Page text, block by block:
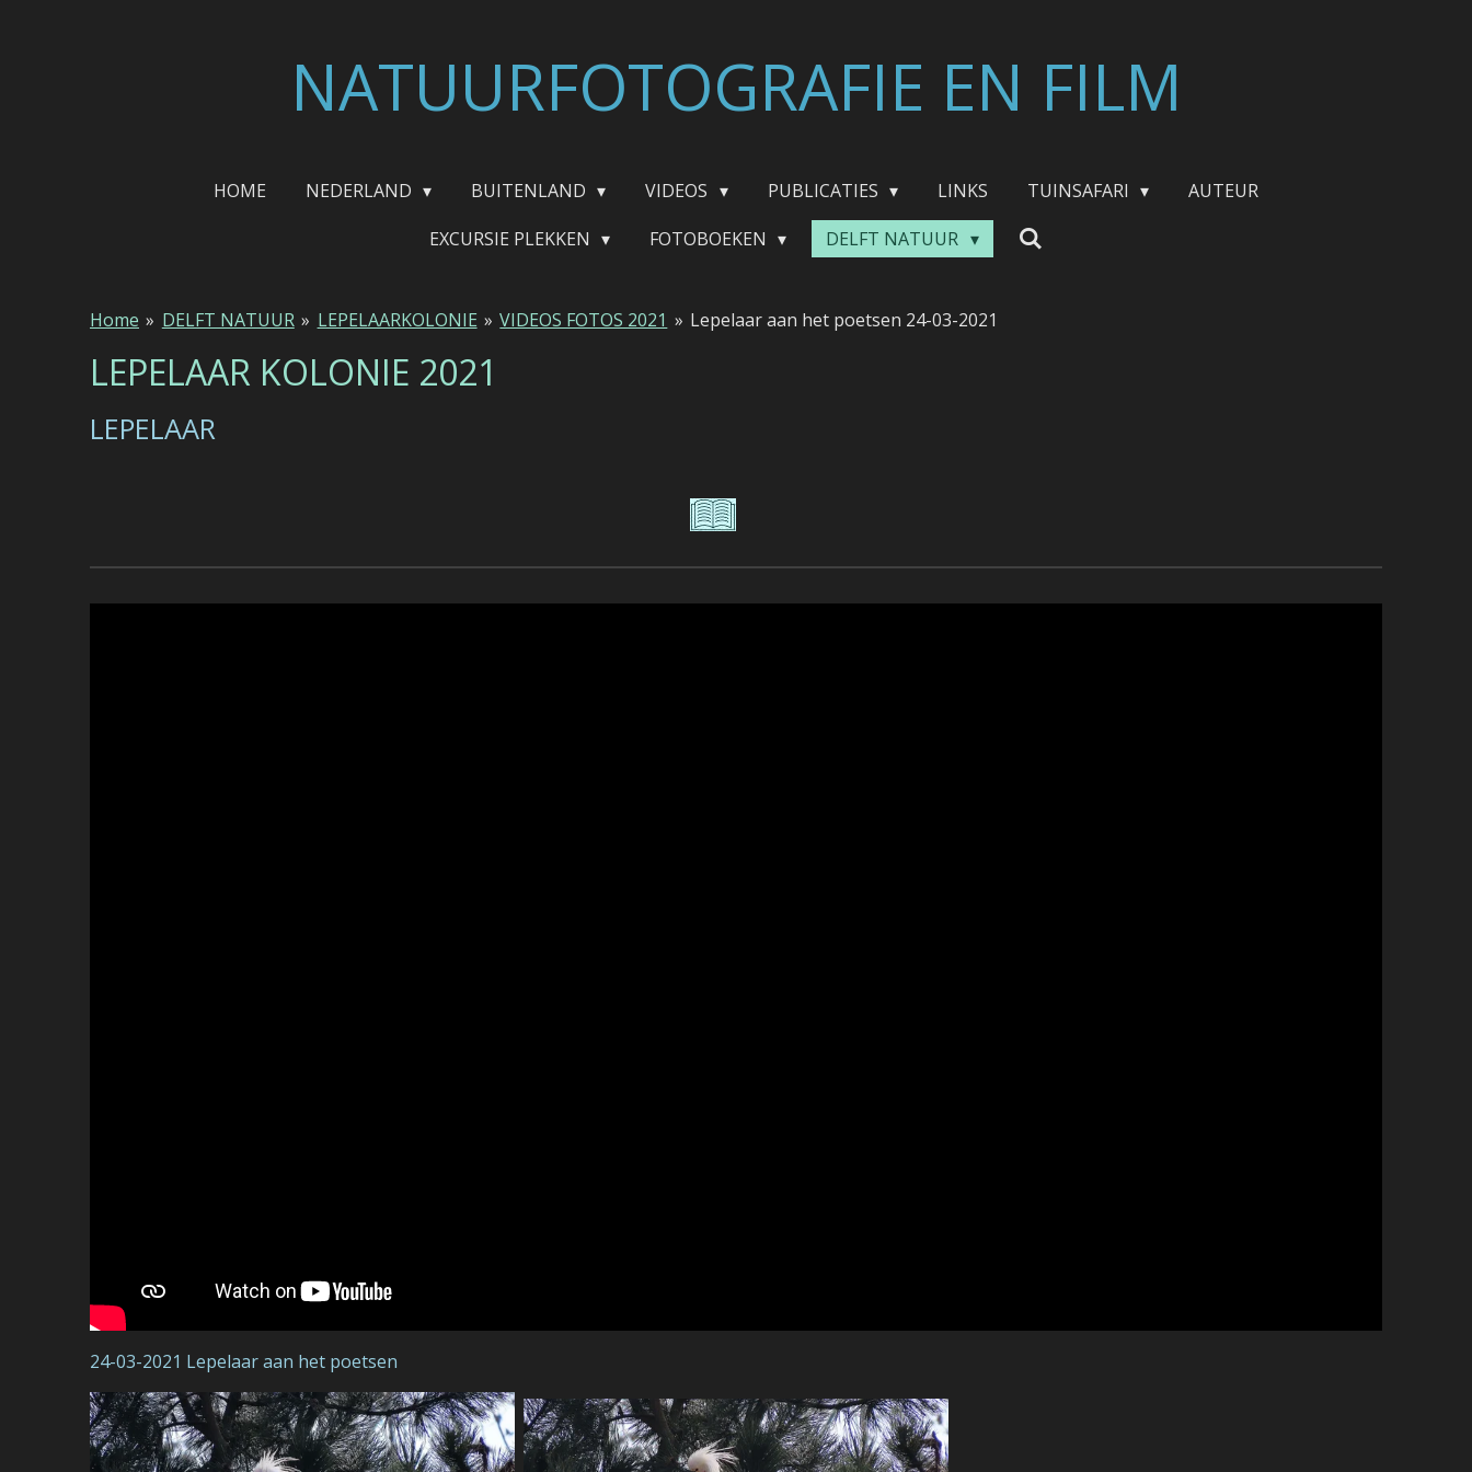
NATUURFOTOGRAFIE EN FILM
HOME NEDERLAND BUITENLAND VIDEOS PUBLICATIES LINKS TUINSAFARI
AUTEUR
EXCURSIE PLEKKEN
FOTOBOEKEN DELFT NATUUR
Home » DELFT NATUUR » LEPELAARKOLONIE » VIDEOS FOTOS 2021 » Lepelaar aan het poetsen 24-03-2021
LEPELAAR KOLONIE 2021
LEPELAAR
24-03-2021 Lepelaar aan het poetsen